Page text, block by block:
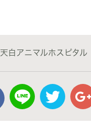
天白アニマルホスピタル